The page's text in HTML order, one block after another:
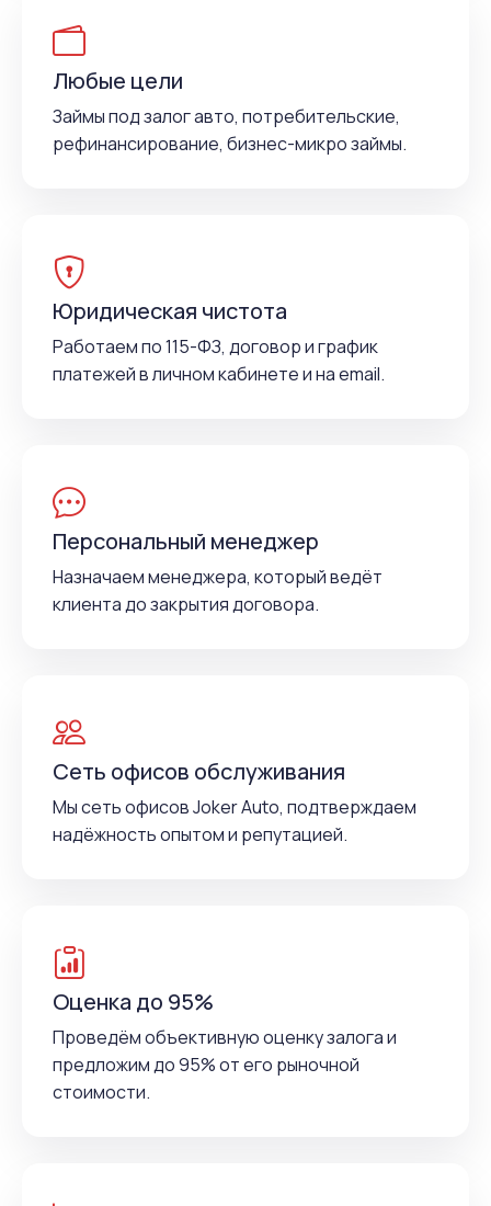
Любые цели
Займы под залог авто, потребительские,
рефинансирование, бизнес-микро займы.
Юридическая чистота
Работаем по 115-ФЗ, договор и график
платежей в личном кабинете и на email.
Персональный менеджер
Назначаем менеджера, который ведёт
клиента до закрытия договора.
Сеть офисов обслуживания
Мы сеть офисов Joker Auto, подтверждаем
надёжность опытом и репутацией.
Оценка до 95%
Проведём объективную оценку залога и
предложим до 95% от его рыночной
стоимости.